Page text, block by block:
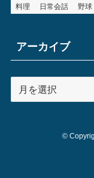
料理
日常会話 野球
アーカイブ
©